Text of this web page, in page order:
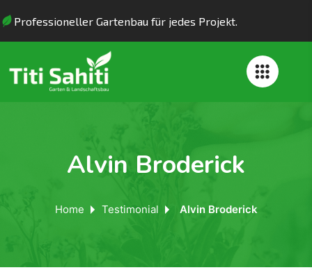
Professioneller Gartenbau für jedes Projekt.
Alvin Broderick
Home Testimonial Alvin Broderick